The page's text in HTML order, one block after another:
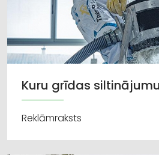
Kuru grīdas
Reklāmraksts